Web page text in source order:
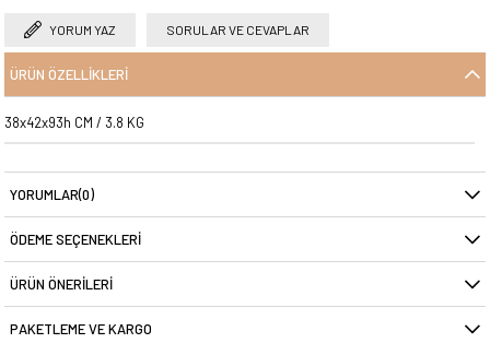
YORUM YAZ SORULAR VE CEVAPLAR
ÜRÜN ÖZELLIKLERI
38x42x93h CM / 3.8 KG
YORUMLAR(0)
ÖDEME SEÇENEKLERI
ÜRÜN ÖNERILERI
PAKETLEME VE KARGO